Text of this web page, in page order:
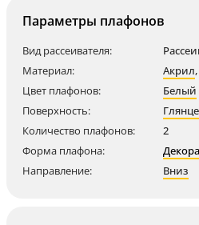
Параметры плафонов
Вид рассеивателя:
Материал:
Акрил,
Цвет плафонов:
Белый
Поверхность:
Количество плафонов:
2
Форма плафона:
Направление:
Вниз